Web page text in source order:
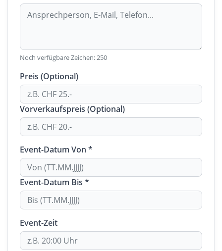
Noch verfügbare Zeichen:250
Preis (Optional)
Vorverkaufspreis (Optional)
Event-Datum Von *
Event-Datum Bis *
Event-Zeit